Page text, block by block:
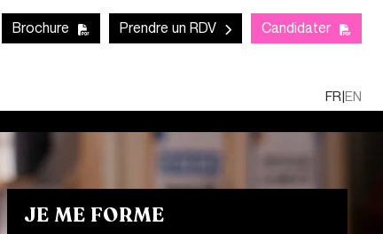
CTA links - Header
Brochure Prendre un RDV Candidater
FR|EN
JE ME FORME